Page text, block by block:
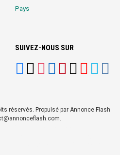
Pays
SUIVEZ-NOUS SUR
réservés. Propulsé par Annonce Flash